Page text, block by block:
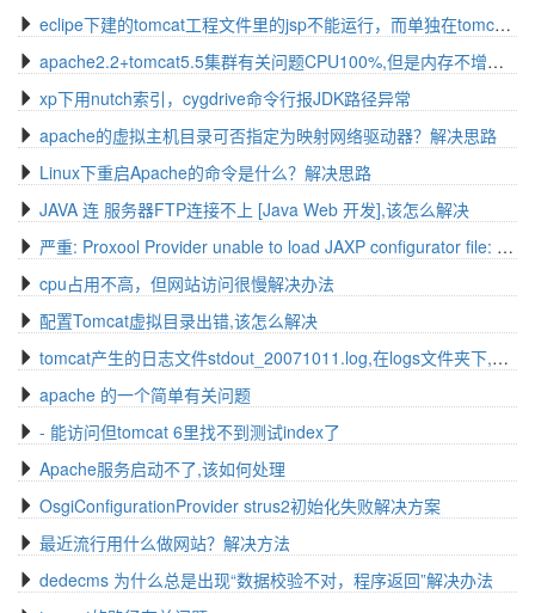
eclipe下建的tomcat工程文件里的jsp不能运行，而单独在tomcat安装文件里部署jsp可以运行！什么原因？该如何处理
apache2.2+tomcat5.5集群有关问题CPU100%,但是内存不增有关问题
xp下用nutch索引，cygdrive命令行报JDK路径异常
apache的虚拟主机目录可否指定为映射网络驱动器？解决思路
Linux下重启Apache的命令是什么？解决思路
JAVA 连 服务器FTP连接不上 [Java Web 开发],该怎么解决
严重: Proxool Provider unable to load JAXP configurator file: proxoolconf.xml解决办法
cpu占用不高，但网站访问很慢解决办法
配置Tomcat虚拟目录出错,该怎么解决
tomcat产生的日志文件stdout_20071011.log,在logs文件夹下,有37G大,删是可以删掉,小弟我想知道原因
apache 的一个简单有关问题
- 能访问但tomcat 6里找不到测试index了
Apache服务启动不了,该如何处理
OsgiConfigurationProvider strus2初始化失败解决方案
最近流行用什么做网站？解决方法
dedecms 为什么总是出现“数据校验不对，程序返回”解决办法